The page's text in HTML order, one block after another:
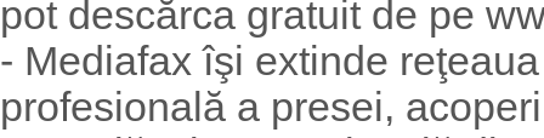
pot descărca gratuit de pe
- Mediafax îşi extinde
profesională a presei,